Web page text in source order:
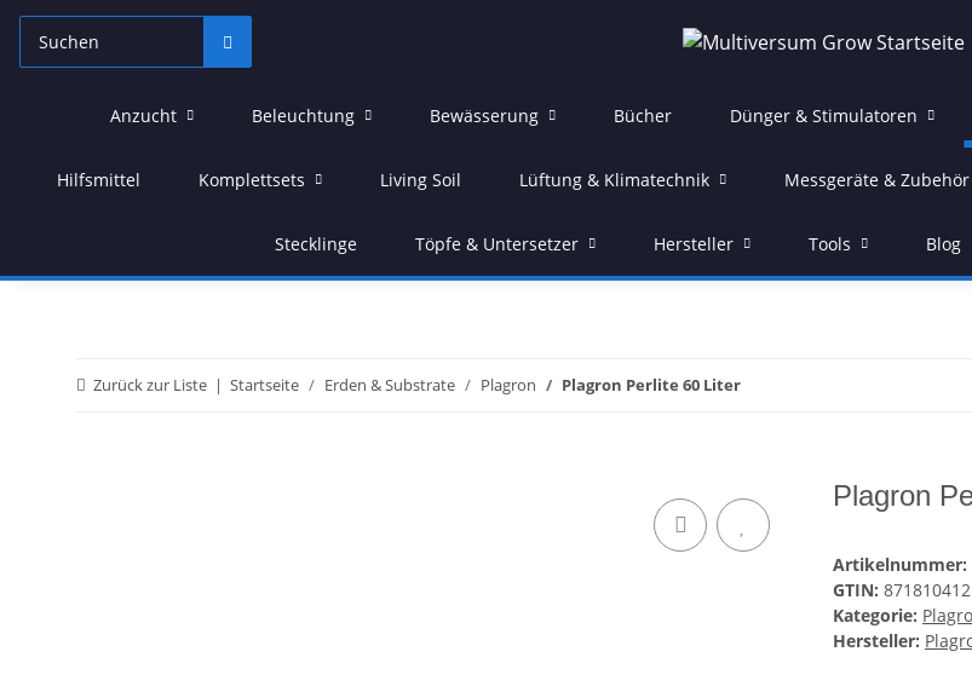
Anzucht Beleuchtung Bewässerung Bücher Dünger & Stimulatoren
Hilfsmittel Komplettsets Living Soil Lüftung & Klimatechnik Messgeräte & Zubehör
Stecklinge Töpfe & Untersetzer Hersteller Tools Blog
Zurück zur Liste Startseite Erden & Substrate Plagron Plagron Perlite 60 Liter
Plagron
Artikelnummer:
GTIN:
Kategorie:
Hersteller: